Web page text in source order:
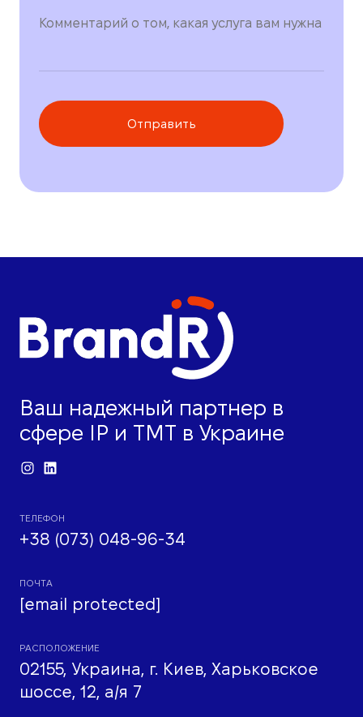
Отправить
Ваш надежный партнер в
сфере IP и ТМТ в Украине
ТЕЛЕФОН
+38 (073) 048-96-34
ПОЧТА
[email protected]
РАСПОЛОЖЕНИЕ
02155, Украина, г. Киев, Харьковское
шоссе, 12, а/я 7